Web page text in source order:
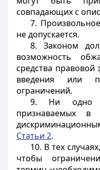
совпадающих с
7.
не допускается.
8. Законом
возможность
средства
введения или
ограничений.
9. Ни одно
признаваемых
Статьи 2.
10. В тех
чтобы